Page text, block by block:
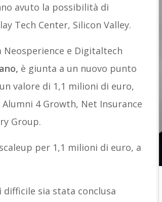
avuto la possibilità di
Tech Center, Silicon Valley.
e Digitaltech
è giunta a un nuovo punto
valore di 1,1 milioni di euro,
4 Growth, Net Insurance
Group.
per 1,1 milioni di euro, a
sia stata conclusa